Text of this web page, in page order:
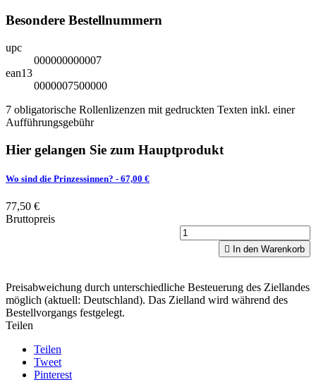
Besondere Bestellnummern
upc
000000000007
ean13
0000007500000
7 obligatorische Rollenlizenzen mit gedruckten Texten inkl. einer
Aufführungsgebühr
Hier gelangen Sie zum Hauptprodukt
Wo sind die Prinzessinnen? - 67,00 €
77,50 €
Bruttopreis
 In den Warenkorb
Preisabweichung durch unterschiedliche Besteuerung des Ziellandes
möglich (aktuell: Deutschland). Das Zielland wird während des
Bestellvorgangs festgelegt.
Teilen
Teilen
Tweet
Pinterest